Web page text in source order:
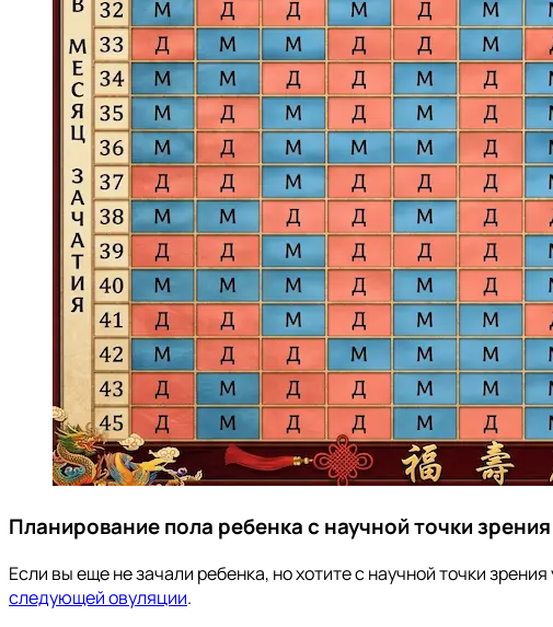
Планирование пола ребенка с научной точки зрения
Если вы еще не зачали ребенка, но хотите с научной точки
следующей овуляции.